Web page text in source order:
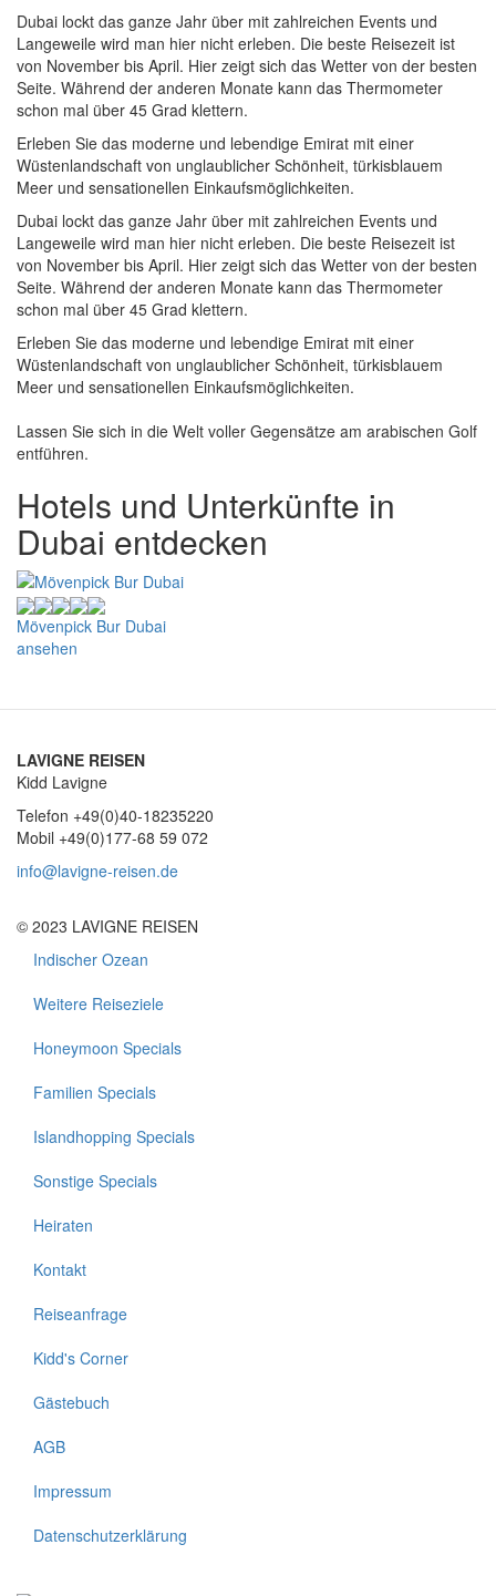
Dubai lockt das ganze Jahr über mit zahlreichen Events und
Langeweile wird man hier nicht erleben. Die beste Reisezeit ist
von November bis April. Hier zeigt sich das Wetter von der besten
Seite. Während der anderen Monate kann das Thermometer
schon mal über 45 Grad klettern.
Erleben Sie das moderne und lebendige Emirat mit einer
Wüstenlandschaft von unglaublicher Schönheit, türkisblauem
Meer und sensationellen Einkaufsmöglichkeiten.
Dubai lockt das ganze Jahr über mit zahlreichen Events und
Langeweile wird man hier nicht erleben. Die beste Reisezeit ist
von November bis April. Hier zeigt sich das Wetter von der besten
Seite. Während der anderen Monate kann das Thermometer
schon mal über 45 Grad klettern.
Erleben Sie das moderne und lebendige Emirat mit einer
Wüstenlandschaft von unglaublicher Schönheit, türkisblauem
Meer und sensationellen Einkaufsmöglichkeiten.
Lassen Sie sich in die Welt voller Gegensätze am arabischen Golf
entführen.
Hotels und Unterkünfte in
Dubai entdecken
Mövenpick Bur Dubai
ansehen
LAVIGNE REISEN
Kidd Lavigne
Telefon +49(0)40-18235220
Mobil +49(0)177-68 59 072
info@lavigne-reisen.de
© 2023 LAVIGNE REISEN
Footer
1
Indischer Ozean
Weitere Reiseziele
Honeymoon Specials
Familien Specials
Islandhopping Specials
Sonstige Specials
Heiraten
Footer
2
Kontakt
Reiseanfrage
Kidd's Corner
Gästebuch
AGB
Impressum
Datenschutzerklärung